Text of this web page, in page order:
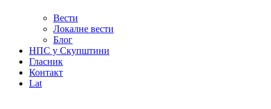
Вести
Локалне вести
Блог
НПС у Скупштини
Гласник
Контакт
Lat